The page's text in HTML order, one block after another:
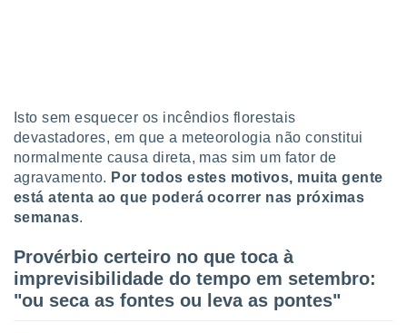
para
navegação
não
Isto sem esquecer os incêndios florestais
devastadores, em que a meteorologia não constitui
normalmente causa direta, mas sim um fator de
agravamento. Por todos estes motivos, muita gente
está atenta ao que poderá ocorrer nas próximas
semanas.
Provérbio certeiro no que toca à
imprevisibilidade do tempo em setembro:
"ou seca as fontes ou leva as pontes"